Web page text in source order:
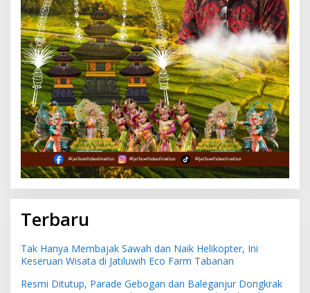
Terbaru
Tak Hanya Membajak Sawah dan Naik Helikopter, Ini
Keseruan Wisata di Jatiluwih Eco Farm Tabanan
Resmi Ditutup, Parade Gebogan dan Baleganjur Dongkrak